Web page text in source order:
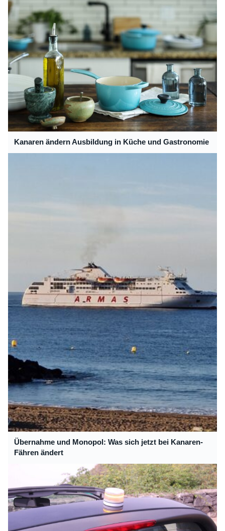
Kanaren ändern Ausbildung in Küche und Gastronomie
Übernahme und Monopol: Was sich jetzt bei Kanaren-
Fähren ändert